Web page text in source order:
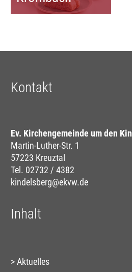
Kontakt
Ev. Kirchengemeinde um den
Martin-Luther-Str. 1
57223 Kreuztal
Tel. 02732 / 4382
kindelsberg@ekvw.de
Inhalt
Aktuelles